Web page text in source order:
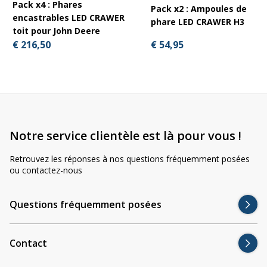
Pack x4 : Phares
encastrables LED CRAWER
toit pour John Deere
€ 216,50
Pack x2 : Ampoules de
phare LED CRAWER H3
€ 54,95
Notre service clientèle est là pour vous !
Retrouvez les réponses à nos questions fréquemment posées
ou contactez-nous
Questions fréquemment posées
Contact